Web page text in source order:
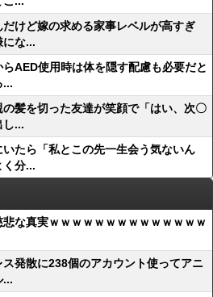
けど嫁の求める家事レベルが高すぎ
にな...
AED使用時は体を隠す配慮も必要だと
...
髪を切った友達が笑顔で「はい、次〇
し...
たら「私とこの先一生会う気ないん
く分...
悲な真実ｗｗｗｗｗｗｗｗｗｗｗｗｗｗ
発散に238個のアカウント使ってアニ
...